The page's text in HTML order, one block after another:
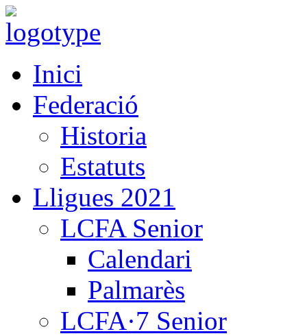
Inici
Federació
Historia
Estatuts
Lligues 2021
LCFA Senior
Calendari
Palmarès
LCFA·7 Senior